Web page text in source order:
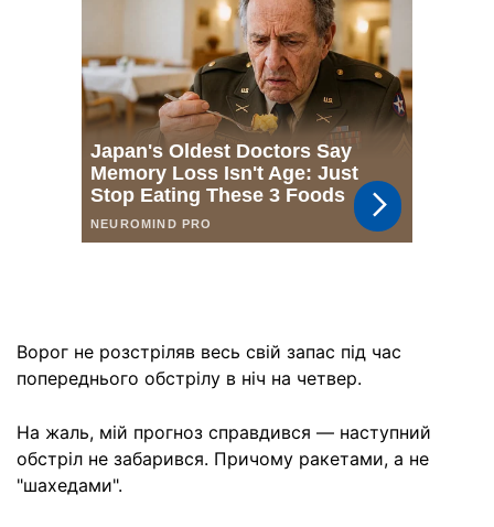
Ворог не розстріляв весь свій запас під час
попереднього обстрілу в ніч на четвер.
На жаль, мій прогноз справдився — наступний
обстріл не забарився. Причому ракетами, а не
"шахедами".